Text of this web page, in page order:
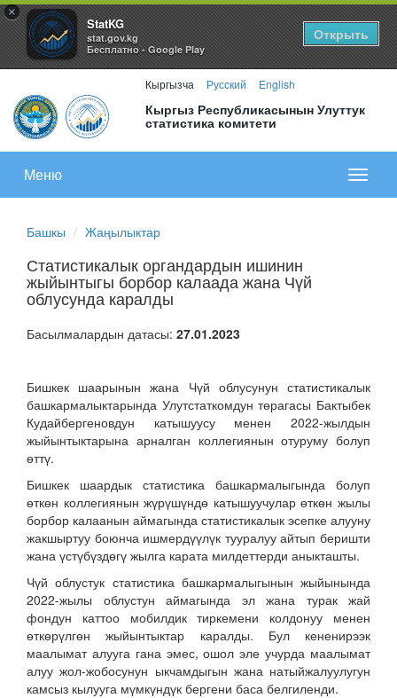
×
StatKG
stat.gov.kg
Бесплатно - Google Play
Открыть
Кыргызча Русский English
Кыргыз Республикасынын Улуттук
статистика комитети
меню
Меню
Башкы Жаңылыктар
Статистикалык органдардын ишинин
жыйынтыгы борбор калаада жана Чүй
облусунда каралды
Басылмалардын датасы: 27.01.2023
Бишкек шаарынын жана Чүй облусунун статистикалык
башкармалыктарында Улутстаткомдун төрагасы Бактыбек
Кудайбергеновдун катышуусу менен 2022-жылдын
жыйынтыктарына арналган коллегиянын отуруму болуп
өттү.
Бишкек шаардык статистика башкармалыгында болуп
өткөн коллегиянын жүрүшүндө катышуучулар өткөн жылы
борбор калаанын аймагында статистикалык эсепке алууну
жакшыртуу боюнча ишмердүүлүк тууралуу айтып беришти
жана үстүбүздөгү жылга карата милдеттерди аныкташты.
Чүй облустук статистика башкармалыгынын жыйынында
2022-жылы облустун аймагында эл жана турак жай
фондун каттоо мобилдик тиркемени колдонуу менен
өткөрүлгөн жыйынтыктар каралды. Бул кененирээк
маалымат алууга гана эмес, ошол эле учурда маалымат
алуу жол-жобосунун ыкчамдыгын жана натыйжалуулугун
камсыз кылууга мүмкүндүк бергени баса белгиленди.